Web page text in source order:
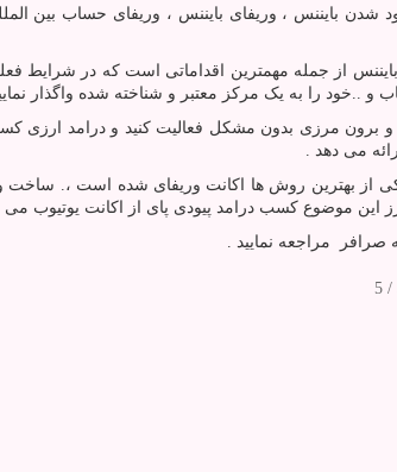
بایننس ، وریفای بایننس ، وریفای حساب بین
از جمله مهمترین اقداماتی است که در شرایط
و ..خود را به یک مرکز معتبر و شناخته شده واگذار
و برون مرزی بدون مشکل فعالیت کنید و درامد ارزی
می دهد .
از بهترین روش ها اکانت وریفای شده است ،.
این موضوع کسب درامد پیودی پای از اکانت یوتیوب می
مراجعه نمایید .
/ 5